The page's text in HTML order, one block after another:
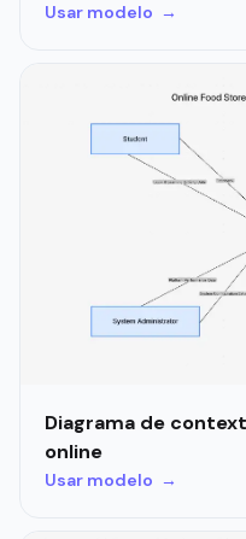
Usar modelo →
Diagrama de
online
Usar modelo →